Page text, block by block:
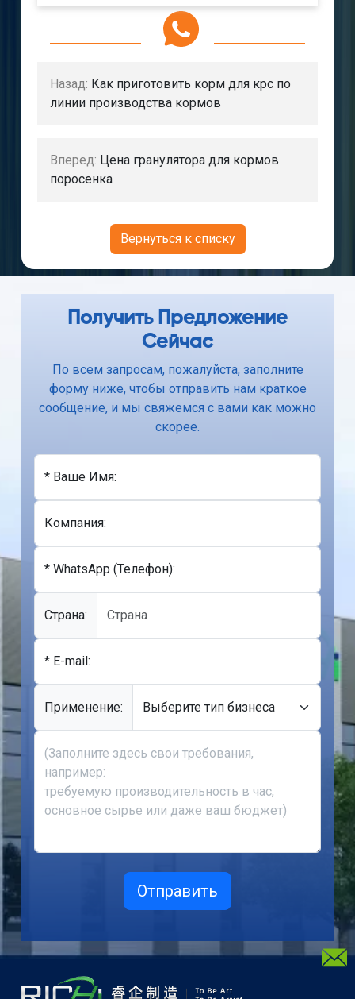
Назад: Как приготовить корм для крс по
линии производства кормов
Вперед: Цена гранулятора для кормов
поросенка
Вернуться к списку
Получить Предложение
Сейчас
По всем запросам, пожалуйста, заполните
форму ниже, чтобы отправить нам краткое
сообщение, и мы свяжемся с вами как можно
скорее.
* Ваше Имя:
Компания:
* WhatsApp (Телефон):
Cтрана:
* E-mail:
Применение: